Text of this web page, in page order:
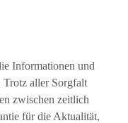
Informationen und
Trotz aller Sorgfalt
zwischen zeitlich
für die Aktualität,